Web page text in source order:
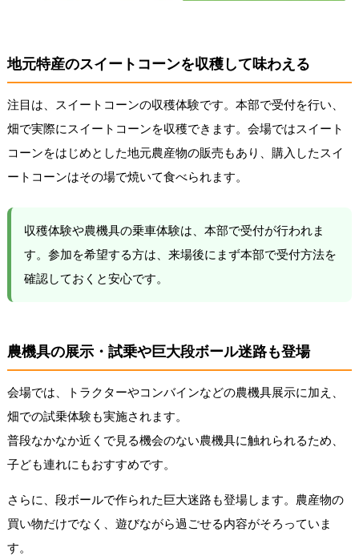
地元特産のスイートコーンを収穫して味わえる
注目は、スイートコーンの収穫体験です。本部で受付を行い、
畑で実際にスイートコーンを収穫できます。会場ではスイート
コーンをはじめとした地元農産物の販売もあり、購入したスイ
ートコーンはその場で焼いて食べられます。
収穫体験や農機具の乗車体験は、本部で受付が行われま
す。参加を希望する方は、来場後にまず本部で受付方法を
確認しておくと安心です。
農機具の展示・試乗や巨大段ボール迷路も登場
会場では、トラクターやコンバインなどの農機具展示に加え、
畑での試乗体験も実施されます。
普段なかなか近くで見る機会のない農機具に触れられるため、
子ども連れにもおすすめです。
さらに、段ボールで作られた巨大迷路も登場します。農産物の
買い物だけでなく、遊びながら過ごせる内容がそろっていま
す。